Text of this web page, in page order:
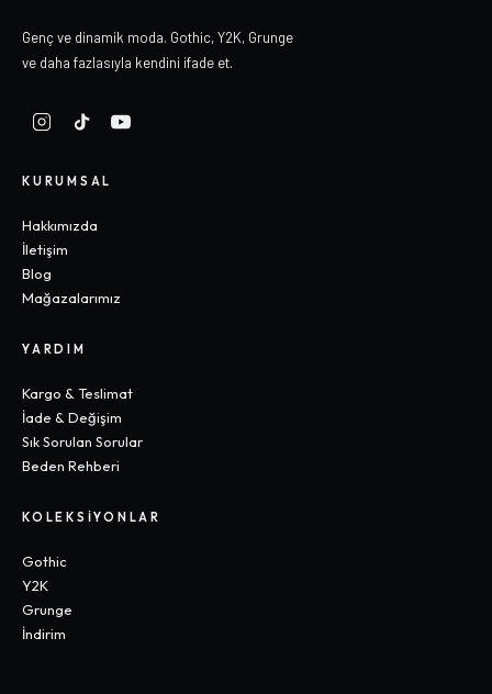
Genç ve dinamik moda. Gothic, Y2K, Grunge
ve daha fazlasıyla kendini ifade et.
KURUMSAL
Hakkımızda
İletişim
Blog
Mağazalarımız
YARDIM
Kargo & Teslimat
İade & Değişim
Sık Sorulan Sorular
Beden Rehberi
KOLEKSIYONLAR
Gothic
Y2K
Grunge
İndirim